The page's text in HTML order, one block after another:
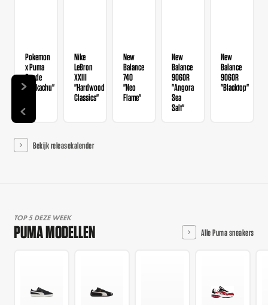
Pokemon
x Puma
Suede
"Pickachu"
Nike
LeBron
XXIII
"Hardwood
Classics"
New
Balance
740
"Neo
Flame"
New
Balance
9060R
"Angora
Sea
Salt"
New
Balance
9060R
"Blacktop"
Bekijk releasekalender
TOP 5 DEZE WEEK
PUMA MODELLEN Alle Puma sneakers